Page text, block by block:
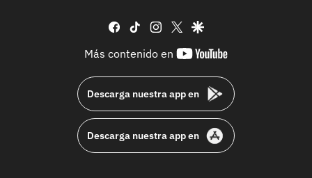
facebook
tiktok instagram
twittergoogle
Más contenido en
youtube-
Descarga nuestra app en
Descarga nuestra app en